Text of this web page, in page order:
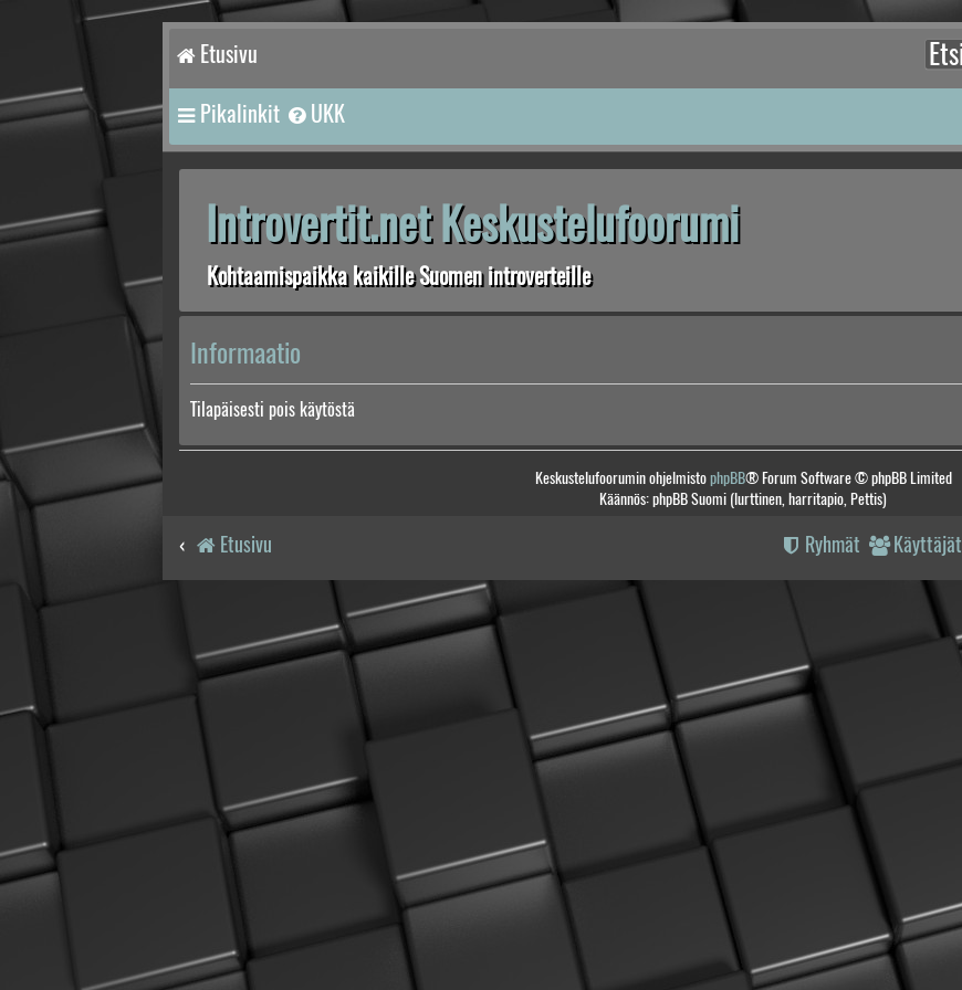
Etusivu
Pikalinkit UKK
Introvertit.net Keskustelufoorumi
Kohtaamispaikka kaikille Suomen introverteille
Informaatio
Tilapäisesti pois käytöstä
Keskustelufoorumin ohjelmistophpBB® Forum Software © phpBB Limited
Käännös: phpBB Suomi (lurttinen, harritapio, Pettis)
Etusivu Käyttäjät
Ryhmät